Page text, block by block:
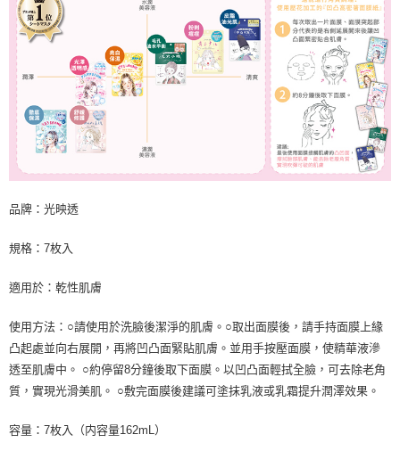
品牌：光映透
規格：7枚入
適用於：乾性肌膚
使用方法：○請使用於洗臉後潔淨的肌膚。○取出面膜後，請手持面膜上緣
凸起處並向右展開，再將凹凸面緊貼肌膚。並用手按壓面膜，使精華液滲
透至肌膚中。 ○約停留8分鐘後取下面膜。以凹凸面輕拭全臉，可去除老角
質，實現光滑美肌。 ○敷完面膜後建議可塗抹乳液或乳霜提升潤澤效果。
容量：7枚入（内容量162mL）